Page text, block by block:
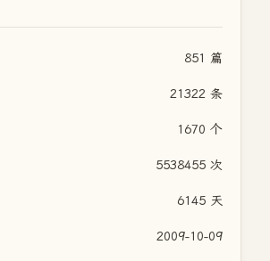
851 篇
21322 条
1670 个
5538455 次
6145 天
2009-10-09